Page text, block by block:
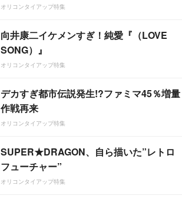
オリコンタイアップ特集
向井康二イケメンすぎ！純愛『（LOVE
SONG）』
オリコンタイアップ特集
デカすぎ都市伝説発生!?ファミマ45％増量
作戦再来
オリコンタイアップ特集
SUPER★DRAGON、自ら描いた”レトロ
フューチャー”
オリコンタイアップ特集